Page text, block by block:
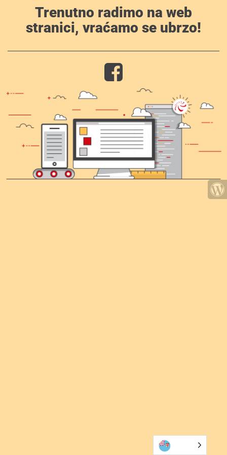
Trenutno radimo na web
stranici, vraćamo se ubrzo!